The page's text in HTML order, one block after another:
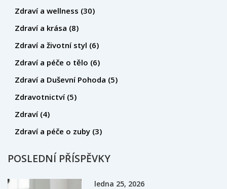
Zdraví a wellness (30)
Zdraví a krása (8)
Zdraví a životní styl (6)
Zdraví a péče o tělo (6)
Zdraví a Duševní Pohoda (5)
Zdravotnictví (5)
Zdraví (4)
Zdraví a péče o zuby (3)
POSLEDNÍ PŘÍSPĚVKY
ledna 25, 2026